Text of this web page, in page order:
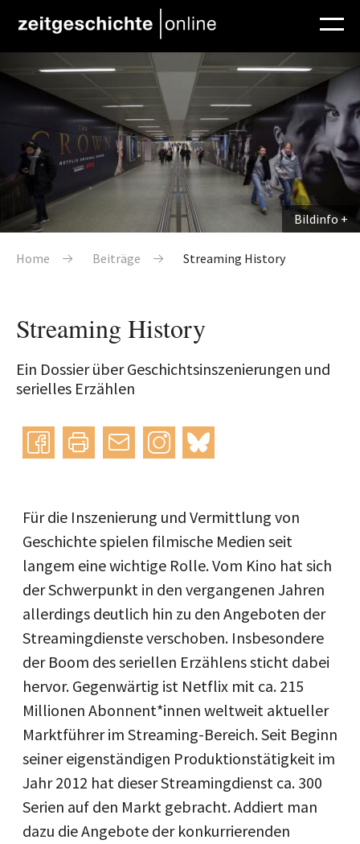
Direkt zum Inhalt
Bildinfo
Pfadnavigation
Home Beiträge Streaming History
Streaming History
Ein Dossier über Geschichtsinszenierungen und
serielles Erzählen
Instagram
bluesky
Für die Inszenierung und Vermittlung von
Geschichte spielen filmische Medien seit
langem eine wichtige Rolle. Vom Kino hat sich
der Schwerpunkt in den vergangenen Jahren
allerdings deutlich hin zu den Angeboten der
Streamingdienste verschoben. Insbesondere
der Boom des seriellen Erzählens sticht dabei
hervor. Gegenwärtig ist Netflix mit ca. 215
Millionen Abonnent*innen weltweit aktueller
Marktführer im Streaming-Bereich. Seit Beginn
seiner eigenständigen Produktionstätigkeit im
Jahr 2012 hat dieser Streamingdienst ca. 300
Serien auf den Markt gebracht. Addiert man
dazu die Angebote der konkurrierenden